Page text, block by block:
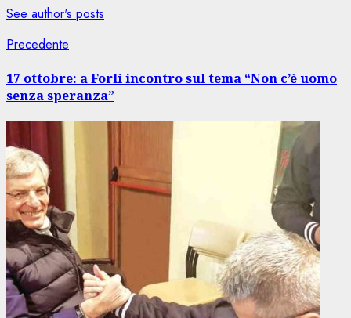
See author's posts
Navigazione
articolo
Precedente
17 ottobre: a Forlì incontro sul tema “Non c’è uomo
senza speranza”